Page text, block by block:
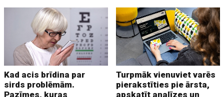
Kad acis brīdina par
sirds problēmām.
Pazīmes, kuras
Turpmāk vienuviet varēs
pierakstīties pie ārsta,
apskatīt analīzes un